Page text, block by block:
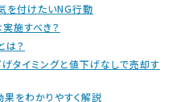
を付けたいNG行動
施すべき？
は？
タイミングと値下げなしで売却す
をわかりやすく解説